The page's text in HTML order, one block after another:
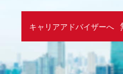
キャリアアドバイザーへ